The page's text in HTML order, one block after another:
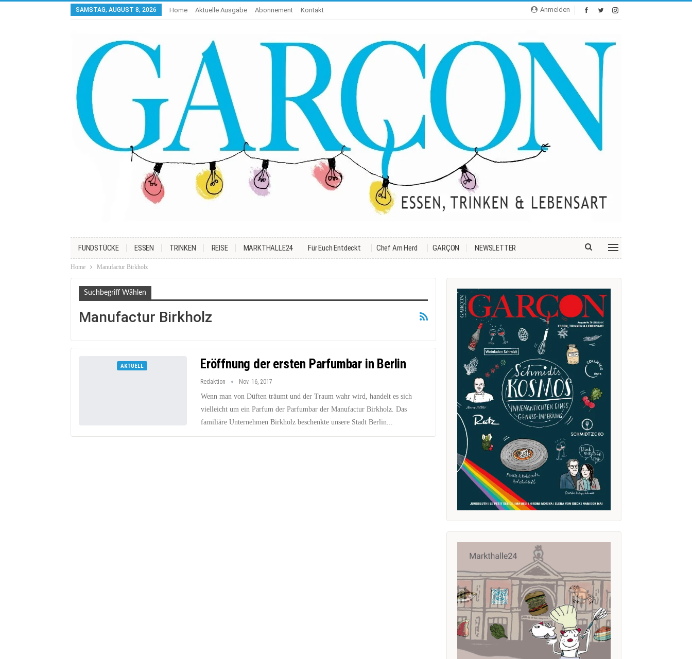
Anmelden
SAMSTAG, AUGUST 8, 2026 Home Aktuelle Ausgabe Abonnement Kontakt
FUNDSTÜCKE ESSEN TRINKEN REISE MARKTHALLE24 Für Euch Entdeckt Chef Am Herd GARÇON NEWSLETTER
Home Manufactur Birkholz
Suchbegriff Wählen
Manufactur Birkholz
AKTUELL Eröffnung der ersten Parfumbar in Berlin
Redaktion Nov. 16, 2017
Wenn man von Düften träumt und der Traum wahr wird, handelt es sich
vielleicht um ein Parfum der Parfumbar der Manufactur Birkholz. Das
familiäre Unternehmen Birkholz beschenkte unsere Stadt Berlin...